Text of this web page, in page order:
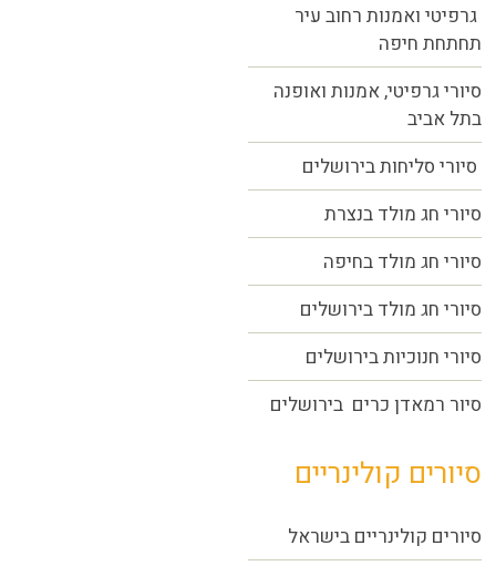
גרפיטי ואמנות רחוב עיר
תחתחת חיפה
סיורי גרפיטי, אמנות ואופנה
בתל אביב
סיורי סליחות בירושלים
סיורי חג מולד בנצרת
סיורי חג מולד בחיפה
סיורי חג מולד בירושלים
סיורי חנוכיות בירושלים
סיור רמאדן כרים בירושלים
סיורים קולינריים
סיורים קולינריים בישראל